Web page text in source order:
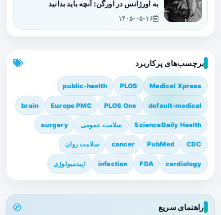
به اورژانس در اورگن: آنچه باید بدانید
۱۴۰۵-۰۵-۱۶
برچسب‌های پرکاربرد
Medical Xpress
PLOS
public-health
default-medical
PLOS One
Europe PMC
brain
ScienceDaily Health سلامت عمومی surgery
CDC
PubMed
cancer سلامت روان
cardiology
FDA
infection اپیدمیولوژی
راهنمای سریع